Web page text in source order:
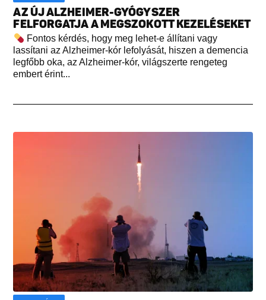
AZ ÚJ ALZHEIMER-GYÓGYSZER
FELFORGATJA A MEGSZOKOTT KEZELÉSEKET
Fontos kérdés, hogy meg lehet-e állítani vagy
lassítani az Alzheimer-kór lefolyását, hiszen a demencia
legfőbb oka, az Alzheimer-kór, világszerte rengeteg
embert érint...